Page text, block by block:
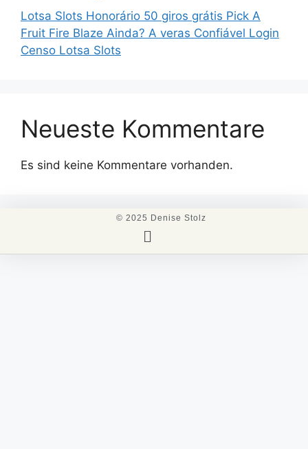
Lotsa Slots Honorário 50 giros grátis Pick A
Fruit Fire Blaze Ainda? A veras Confiável Login
Censo Lotsa Slots
Neueste Kommentare
Es sind keine Kommentare vorhanden.
© 2025 Denise Stolz